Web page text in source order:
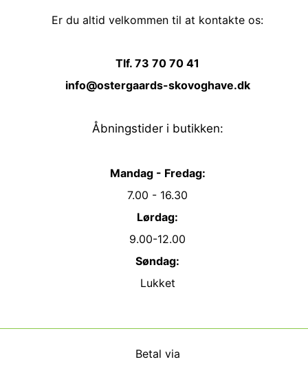
Er du altid velkommen til at kontakte os:
Tlf. 73 70 70 41
info@ostergaards-skovoghave.dk
Åbningstider i butikken:
Mandag - Fredag:
7.00 - 16.30
Lørdag:
9.00-12.00
Søndag:
Lukket
Betal via